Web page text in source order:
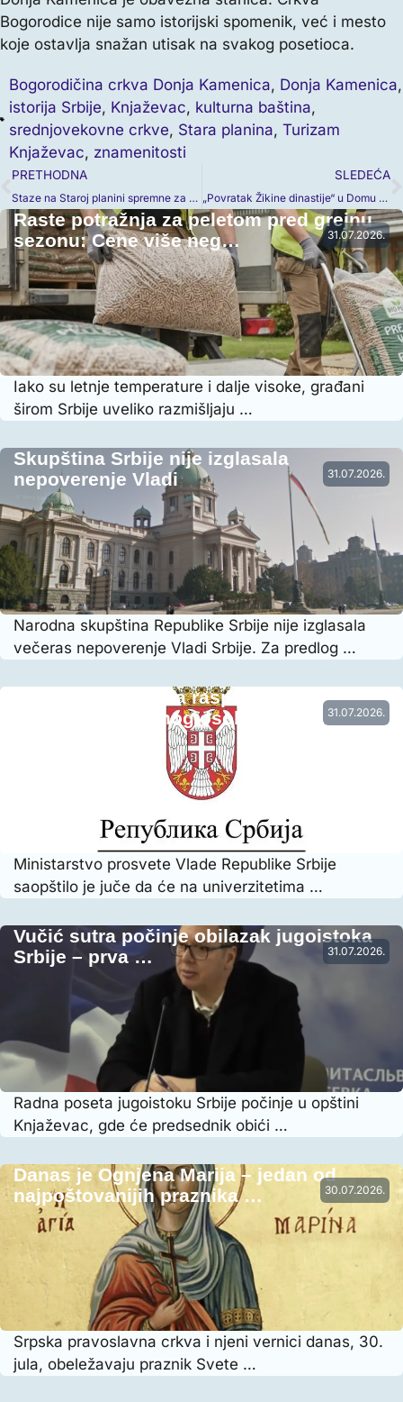
Bogorodice nije samo istorijski spomenik, već i mesto
koje ostavlja snažan utisak na svakog posetioca.
Bogorodičina crkva Donja Kamenica, Donja Kamenica,
istorija Srbije, Knjaževac, kulturna baština,
srednjovekovne crkve, Stara planina,Turizam
Knjaževac, znamenitosti
PRETHODNA
Staze na Staroj planini spremne za sezonu: pregled ski-centra sa knjaževačke strane
SLEDEĆA
„Povratak Žikine dinastije“ u Domu kulture Knjaževac: Projekcije 17. i 18. decembra
31.07.2026.
Raste potražnja za peletom pred grejnu
sezonu: Cene više neg…
Iako su letnje temperature i dalje visoke, građani
širom Srbije uveliko razmišljaju …
31.07.2026.
Skupština Srbije nije izglasala
nepoverenje Vladi
Narodna skupština Republike Srbije nije izglasala
večeras nepoverenje Vladi Srbije. Za predlog …
31.07.2026.
Vraćena prethodna raspodela radnog
vremena nastavnog osoblja…
Ministarstvo prosvete Vlade Republike Srbije
saopštilo je juče da će na univerzitetima …
31.07.2026.
Vučić sutra počinje obilazak jugoistoka
Srbije – prva …
Radna poseta jugoistoku Srbije počinje u opštini
Knjaževac, gde će predsednik obići …
30.07.2026.
Danas je Ognjena Marija – jedan od
najpoštovanijih praznika …
Srpska pravoslavna crkva i njeni vernici danas, 30.
jula, obeležavaju praznik Svete …